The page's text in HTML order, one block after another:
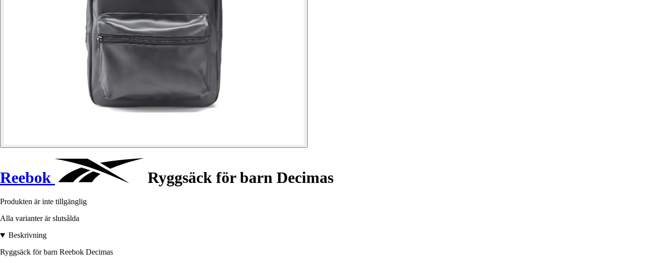
Reebok Ryggsäck för barn Decimas
Produkten är inte tillgänglig
Alla varianter är slutsålda
Beskrivning
Ryggsäck för barn Reebok Decimas